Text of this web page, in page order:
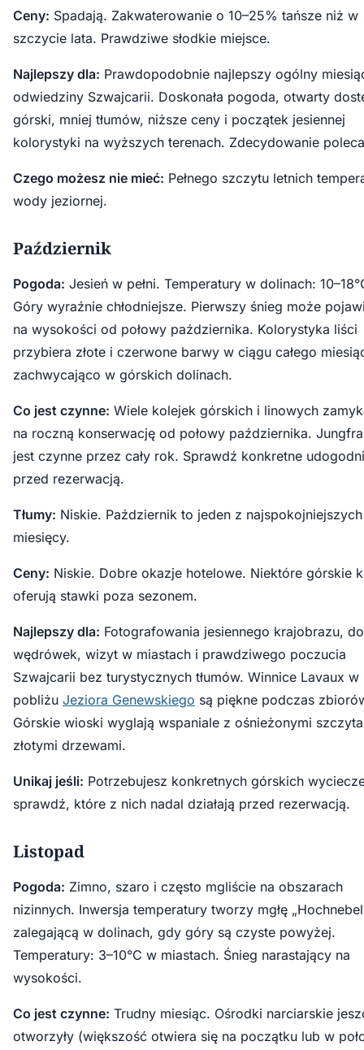
Ceny: Spadają. Zakwaterowanie o 10–25% tańsze niż w
szczycie lata. Prawdziwe słodkie miejsce.
Najlepszy dla: Prawdopodobnie najlepszy ogólny
odwiedziny Szwajcarii. Doskonała pogoda, otwarty
górski, mniej tłumów, niższe ceny i początek jesiennej
kolorystyki na wyższych terenach. Zdecydowanie
Czego możesz nie mieć: Pełnego szczytu letnich
wody jeziornej.
Październik
Pogoda: Jesień w pełni. Temperatury w dolinach:
Góry wyraźnie chłodniejsze. Pierwszy śnieg może
na wysokości od połowy października. Kolorystyka liści
przybiera złote i czerwone barwy w ciągu całego
zachwycająco w górskich dolinach.
Co jest czynne: Wiele kolejek górskich i linowych
na roczną konserwację od połowy października.
jest czynne przez cały rok. Sprawdź konkretne
przed rezerwacją.
Tłumy: Niskie. Październik to jeden z najspokojniejszych
miesięcy.
Ceny: Niskie. Dobre okazje hotelowe. Niektóre górskie
oferują stawki poza sezonem.
Najlepszy dla: Fotografowania jesiennego krajobrazu,
wędrówek, wizyt w miastach i prawdziwego poczucia
Szwajcarii bez turystycznych tłumów. Winnice Lavaux w
pobliżu Jeziora Genewskiego są piękne podczas
Górskie wioski wyglają wspaniale z ośnieżonymi
złotymi drzewami.
Unikaj jeśli: Potrzebujesz konkretnych górskich
sprawdź, które z nich nadal działają przed rezerwacją.
Listopad
Pogoda: Zimno, szaro i często mgliście na obszarach
nizinnych. Inwersja temperatury tworzy mgłę
zalegającą w dolinach, gdy góry są czyste powyżej.
Temperatury: 3–10°C w miastach. Śnieg narastający na
wysokości.
Co jest czynne: Trudny miesiąc. Ośrodki narciarskie
otworzyły (większość otwiera się na początku lub w